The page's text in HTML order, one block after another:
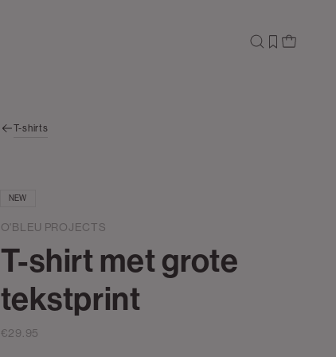
T-shirts
NEW
O'BLEU PROJECTS
T-shirt met grote
tekstprint
€29.95